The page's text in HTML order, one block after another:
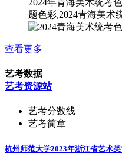
题色彩,2024青海美术
查看更多
艺考数据
艺考资源站
艺考分数线
艺考简章
杭州师范大学2023年浙江省艺术